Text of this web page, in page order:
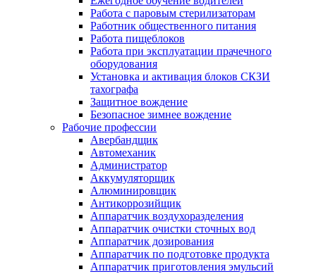
Работа с паровым стерилизаторам
Работник общественного питания
Работа пищеблоков
Работа при эксплуатации прачечного
оборудования
Установка и активация блоков СКЗИ
тахографа
Защитное вождение
Безопасное зимнее вождение
Рабочие профессии
Авербандщик
Автомеханик
Администратор
Аккумуляторщик
Алюминировщик
Антикоррозийщик
Аппаратчик воздухоразделения
Аппаратчик очистки сточных вод
Аппаратчик дозирования
Аппаратчик по подготовке продукта
Аппаратчик приготовления эмульсий